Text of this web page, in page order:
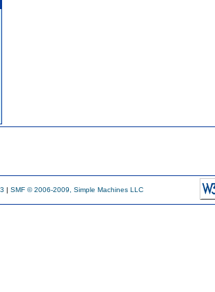
| SMF © 2006-2009, Simple Machines LLC